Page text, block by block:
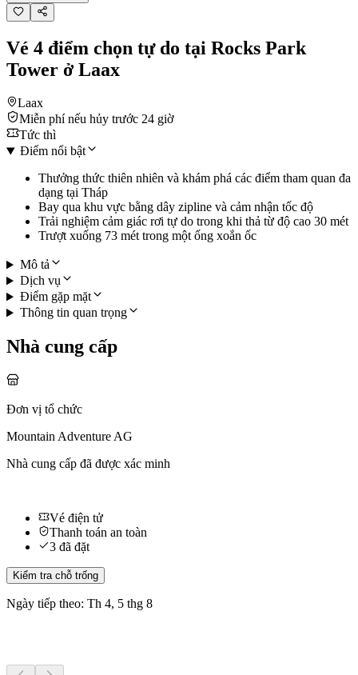
Vé 4 điểm chọn tự do tại Rocks Park
Tower ở Laax
Laax
Miễn phí nếu hủy trước 24 giờ
Tức thì
Điểm nổi bật
Thưởng thức thiên nhiên và khám phá các điểm tham quan đa
dạng tại Tháp
Bay qua khu vực bằng dây zipline và cảm nhận tốc độ
Trải nghiệm cảm giác rơi tự do trong khi thả từ độ cao 30 mét
Trượt xuống 73 mét trong một ống xoắn ốc
Mô tả
Dịch vụ
Điểm gặp mặt
Thông tin quan trọng
Nhà cung cấp
Đơn vị tổ chức
Mountain Adventure AG
Nhà cung cấp đã được xác minh
Vé điện tử
Thanh toán an toàn
3 đã đặt
Kiểm tra chỗ trống
Ngày tiếp theo: Th 4, 5 thg 8